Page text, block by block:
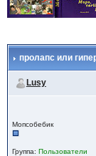
пролапс или
Lusy
Мопсобебик
Группа: Пользователи